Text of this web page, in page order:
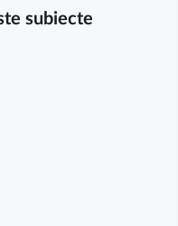
subiecte